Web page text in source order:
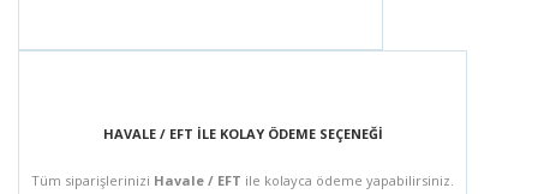
HAVALE / EFT İLE KOLAY ÖDEME SEÇENEĞİ
Tüm siparişlerinizi Havale / EFT ile kolayca ödeme yapabilirsiniz.